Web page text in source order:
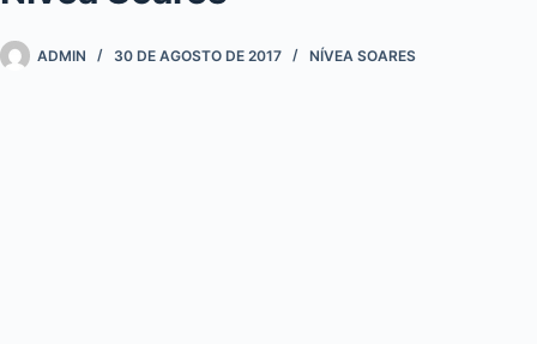
ADMIN 30 DE AGOSTO DE 2017 NÍVEA SOARES